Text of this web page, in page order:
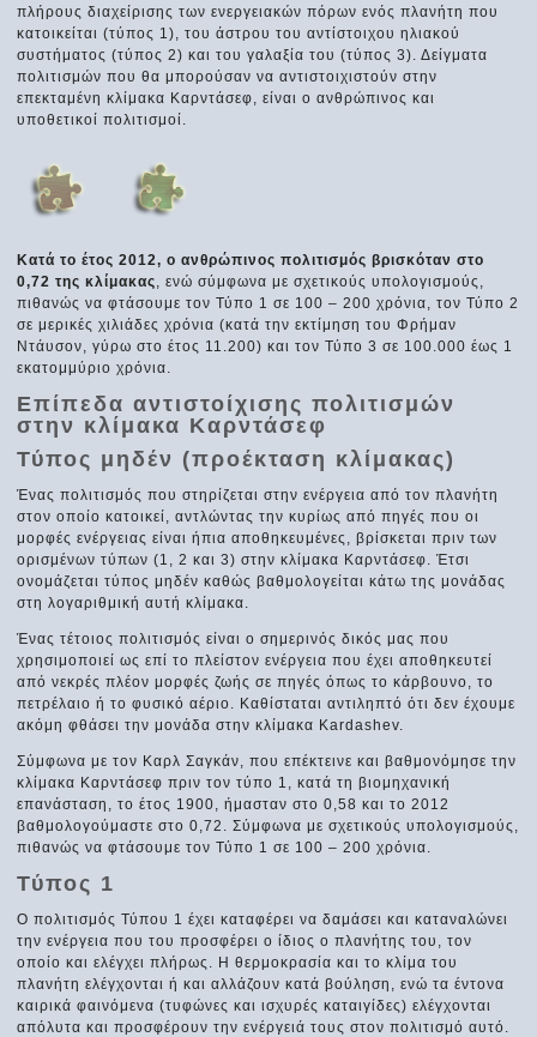
πλήρους διαχείρισης των ενεργειακών πόρων ενός πλανήτη που
κατοικείται (τύπος 1), του άστρου του αντίστοιχου ηλιακού
συστήματος (τύπος 2) και του γαλαξία του (τύπος 3). Δείγματα
πολιτισμών που θα μπορούσαν να αντιστοιχιστούν στην
επεκταμένη κλίμακα Καρντάσεφ, είναι ο ανθρώπινος και
υποθετικοί πολιτισμοί.
Κατά το έτος 2012, ο ανθρώπινος πολιτισμός βρισκόταν στο
0,72 της κλίμακας, ενώ σύμφωνα με σχετικούς υπολογισμούς,
πιθανώς να φτάσουμε τον Τύπο 1 σε 100 – 200 χρόνια, τον Τύπο 2
σε μερικές χιλιάδες χρόνια (κατά την εκτίμηση του Φρήμαν
Ντάυσον, γύρω στο έτος 11.200) και τον Τύπο 3 σε 100.000 έως 1
εκατομμύριο χρόνια.
Επίπεδα αντιστοίχισης πολιτισμών
στην κλίμακα Καρντάσεφ
Τύπος μηδέν (προέκταση κλίμακας)
Ένας πολιτισμός που στηρίζεται στην ενέργεια από τον πλανήτη
στον οποίο κατοικεί, αντλώντας την κυρίως από πηγές που οι
μορφές ενέργειας είναι ήπια αποθηκευμένες, βρίσκεται πριν των
ορισμένων τύπων (1, 2 και 3) στην κλίμακα Καρντάσεφ. Έτσι
ονομάζεται τύπος μηδέν καθώς βαθμολογείται κάτω της μονάδας
στη λογαριθμική αυτή κλίμακα.
Ένας τέτοιος πολιτισμός είναι ο σημερινός δικός μας που
χρησιμοποιεί ως επί το πλείστον ενέργεια που έχει αποθηκευτεί
από νεκρές πλέον μορφές ζωής σε πηγές όπως το κάρβουνο, το
πετρέλαιο ή το φυσικό αέριο. Καθίσταται αντιληπτό ότι δεν έχουμε
ακόμη φθάσει την μονάδα στην κλίμακα Kardashev.
Σύμφωνα με τον Καρλ Σαγκάν, που επέκτεινε και βαθμονόμησε την
κλίμακα Καρντάσεφ πριν τον τύπο 1, κατά τη βιομηχανική
επανάσταση, το έτος 1900, ήμασταν στο 0,58 και το 2012
βαθμολογούμαστε στο 0,72. Σύμφωνα με σχετικούς υπολογισμούς,
πιθανώς να φτάσουμε τον Τύπο 1 σε 100 – 200 χρόνια.
Τύπος 1
Ο πολιτισμός Τύπου 1 έχει καταφέρει να δαμάσει και καταναλώνει
την ενέργεια που του προσφέρει ο ίδιος ο πλανήτης του, τον
οποίο και ελέγχει πλήρως. Η θερμοκρασία και το κλίμα του
πλανήτη ελέγχονται ή και αλλάζουν κατά βούληση, ενώ τα έντονα
καιρικά φαινόμενα (τυφώνες και ισχυρές καταιγίδες) ελέγχονται
απόλυτα και προσφέρουν την ενέργειά τους στον πολιτισμό αυτό.